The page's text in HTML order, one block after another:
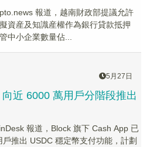
報道，越南財政部提議允許
資産及知識産權作為銀行貸款抵押
中小企業數量佔...
5月27日
近 6000 萬用戶分階段推出
報道，Block 旗下 Cash App 已
推出 USDC 穩定幣支付功能，計劃